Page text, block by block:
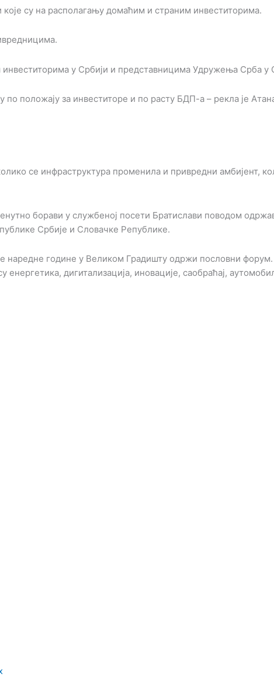
су на располагању домаћим и страним инвеститорима.
у Србији и представницима Удружења Срба у
положају за инвеститоре и по расту БДП-а – рекла је
се инфраструктура променила и привредни амбијент,
борави у службеној посети Братислави поводом
Србије и Словачке Републике.
наредне године у Великом Градишту одржи пословни
дигитализација, иновације, саобраћај,